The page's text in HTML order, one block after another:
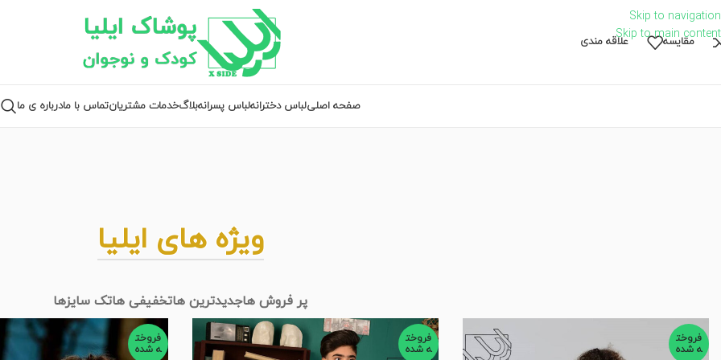
Skip to navigation
Skip to main content
مقايسه علاقه مندی
صفحه اصلیلباس دخترانهلباس پسرانهبلاگخدمات مشتریانتماس با مادرباره ی ما
ویژه های ایلیا
پر فروش هاجدیدترین هاتخفیفی هاتک سایزها
فروخت
ه شده
فروخت
ه شده
فروخت
ه شده